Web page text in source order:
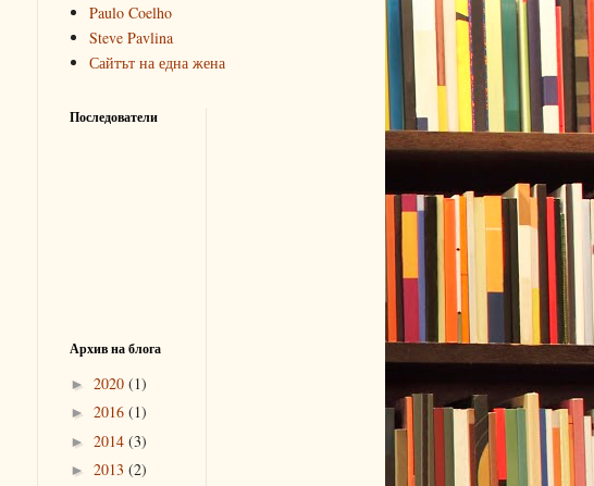
Paulo Coelho
Steve Pavlina
Сайтът на една жена
Последователи
Архив на блога
► 2020 (1)
► 2016 (1)
► 2014 (3)
► 2013 (2)